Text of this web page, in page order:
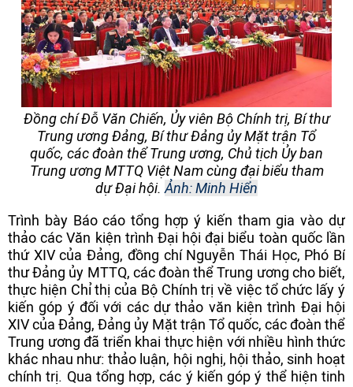
Đồng chí Đỗ Văn Chiến, Ủy viên Bộ Chính trị, Bí thư
Trung ương Đảng, Bí thư Đảng ủy Mặt trận Tổ
quốc, các đoàn thể Trung ương, Chủ tịch Ủy ban
Trung ương MTTQ Việt Nam cùng đại biểu tham
dự Đại hội. Ảnh: Minh Hiển
Trình bày Báo cáo tổng hợp ý kiến tham gia vào dự
thảo các Văn kiện trình Đại hội đại biểu toàn quốc lần
thứ XIV của Đảng, đồng chí Nguyễn Thái Học, Phó Bí
thư Đảng ủy MTTQ, các đoàn thể Trung ương cho biết,
thực hiện Chỉ thị của Bộ Chính trị về việc tổ chức lấy ý
kiến góp ý đối với các dự thảo văn kiện trình Đại hội
XIV của Đảng, Đảng ủy Mặt trận Tổ quốc, các đoàn thể
Trung ương đã triển khai thực hiện với nhiều hình thức
khác nhau như: thảo luận, hội nghị, hội thảo, sinh hoạt
chính trị. Qua tổng hợp, các ý kiến góp ý thể hiện tinh